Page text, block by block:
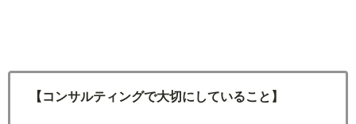
【コンサルティングで大切にしていること】